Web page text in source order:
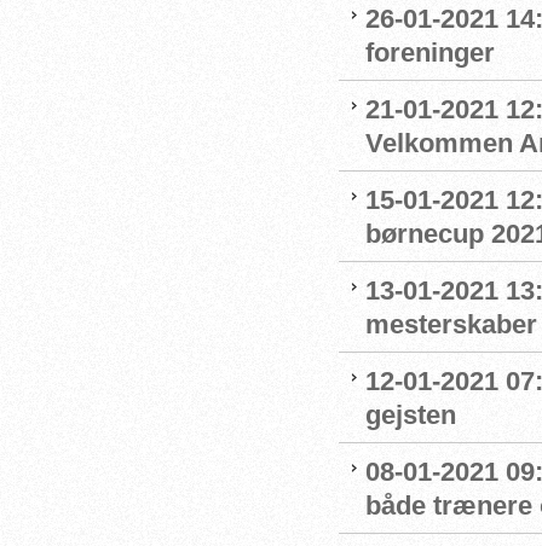
26-01-2021
foreninger
21-01-2021
Velkommen
15-01-2021
børnecup
13-01-2021
mesterskaber
12-01-2021
gejsten
08-01-2021
både